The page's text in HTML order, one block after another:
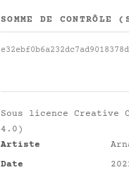
SOMME DE CONTRÔLE
Sous licence Creative
4.0)
Artiste
Date